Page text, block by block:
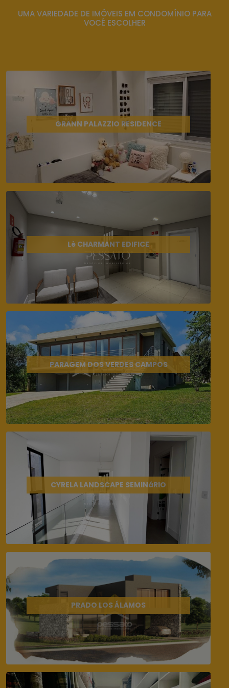
UMA VARIEDADE DE IMÓVEIS EM CONDOMÍNIO PARA
VOCÊ ESCOLHER
GRANN PALAZZIO RESIDENCE
Lè CHARMANT EDIFICE
PARAGEM DOS VERDES CAMPOS
CYRELA LANDSCAPE SEMINáRIO
PRADO LOS ÁLAMOS